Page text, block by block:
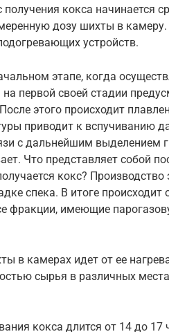
кокса начинается
дозу шихты в
устройств.
этапе, когда
на первой своей стадии
этого происходит
приводит к вспучиванию
с дальнейшим выделением
Что представляет собой
кокс?
спека. В итоге
фракции, имеющие
в камерах идет от ее
сырья в различных
кокса длится от 14 до 17